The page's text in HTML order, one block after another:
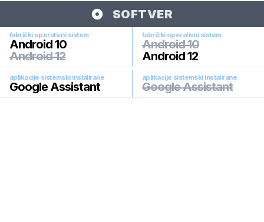
SOFTVER
fabrički operativni sistem
Android 10
Android 12
fabrički operativni sistem
Android 10
Android 12
aplikacije sistemski instalirane
Google Assistant
aplikacije sistemski instalirane
Google Assistant